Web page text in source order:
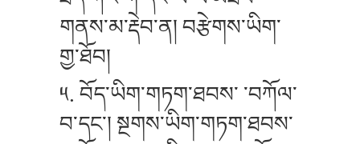
གནས་མ་རྡེབ་ན། བརྩེགས་ཡིག་
གྱ་ཐོབ།
༥. བོད་ཡིག་གཏག་ཐབས་ ་བཀོལ་
བ་དང་། སྔགས་ཡིག་གཏག་ཐབས་